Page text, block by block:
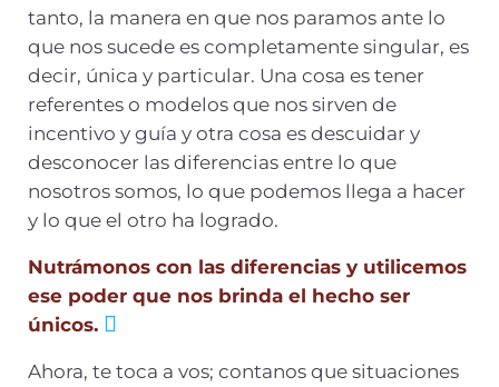
tanto, la manera en que nos paramos ante lo
que nos sucede es completamente singular, es
decir, única y particular. Una cosa es tener
referentes o modelos que nos sirven de
incentivo y guía y otra cosa es descuidar y
desconocer las diferencias entre lo que
nosotros somos, lo que podemos llega a hacer
y lo que el otro ha logrado.
Nutrámonos con las diferencias y utilicemos
ese poder que nos brinda el hecho ser
únicos.
Ahora, te toca a vos; contanos que situaciones